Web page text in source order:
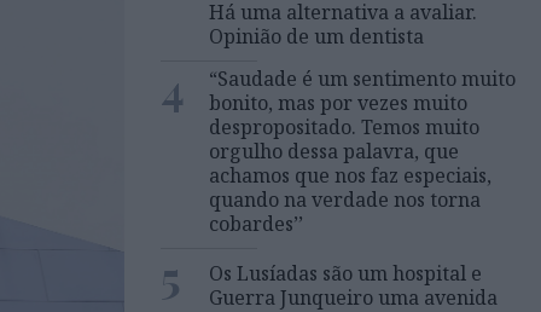
Há uma alternativa a avaliar.
Opinião de um dentista
4
“Saudade é um sentimento muito
bonito, mas por vezes muito
despropositado. Temos muito
orgulho dessa palavra, que
achamos que nos faz especiais,
quando na verdade nos torna
cobardes’’
5
Os Lusíadas são um hospital e
Guerra Junqueiro uma avenida